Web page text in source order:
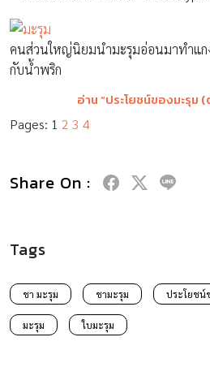
คนส่วนใหญ่นิยมนำมะรุมอ่อนมาทำแก
กับน้ำพริก
อ่าน “ประโยชน์ของมะรุม
Pages: 1 2 3 4
Share On :
Tags
ชา มะรุม ชามะรุม ประโยชน์
มะรุม ใบมะรุม